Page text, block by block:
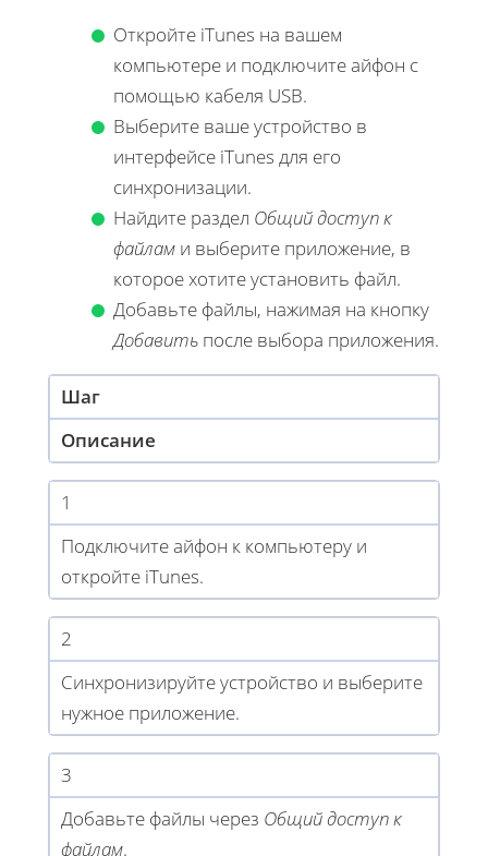
Откройте iTunes на вашем
компьютере и подключите айфон с
помощью кабеля USB.
Выберите ваше устройство в
интерфейсе iTunes для его
синхронизации.
Найдите раздел Общий доступ к
файлам и выберите приложение, в
которое хотите установить файл.
Добавьте файлы, нажимая на кнопку
Добавить после выбора приложения.
Шаг
Описание
1
Подключите айфон к компьютеру и
откройте iTunes.
2
Синхронизируйте устройство и выберите
нужное приложение.
3
Добавьте файлы через Общий доступ к
файлам.